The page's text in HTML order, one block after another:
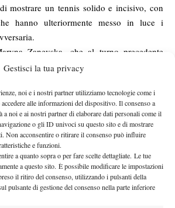
Gestisci la tua privacy
noi e i nostri partner utilizziamo tecnologie come i
alle informazioni del dispositivo. Il consenso a
a noi e ai nostri partner di elaborare dati personali come il
o gli ID univoci su questo sito e di mostrare
Non acconsentire o ritirare il consenso può influire
e funzioni.
a quanto sopra o per fare scelte dettagliate. Le tue
a questo sito. È possibile modificare le impostazioni
il ritiro del consenso, utilizzando i pulsanti della
pulsante di gestione del consenso nella parte inferiore
mostrare un tennis solido e incisivo, con
hanno ulteriormente messo in luce i
Zanevska, che al turno precedente
di Kaia Kanepi, una delle stelle del torneo
contro l’austriaca Haas, la 22enne
forte dolore alla caviglia che le impediva
Sempre nella parte bassa del tabellone,
ceca Jesika Maleckova, a segno con un
ore di partita contro l’olandese Cindy
con un tennis regolare ma senza colpi
pazienza nel trovare i punti deboli della
poi di un break nelle fasi conclusive di